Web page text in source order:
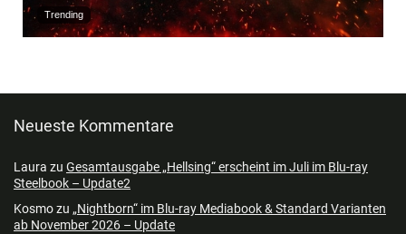
Trending
Neueste Kommentare
Laura zu Gesamtausgabe „Hellsing“ erscheint im Juli im Blu-ray
Steelbook – Update2
Kosmozu „Nightborn“ im Blu-ray Mediabook & Standard Varianten
ab November 2026 – Update